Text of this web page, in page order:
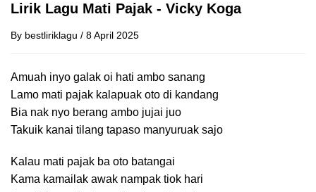
Lirik Lagu Mati Pajak - Vicky Koga
By bestliriklagu / 8 April 2025
Amuah inyo galak oi hati ambo sanang
Lamo mati pajak kalapuak oto di kandang
Bia nak nyo berang ambo jujai juo
Takuik kanai tilang tapaso manyuruak sajo
Kalau mati pajak ba oto batangai
Kama kamailak awak nampak tiok hari